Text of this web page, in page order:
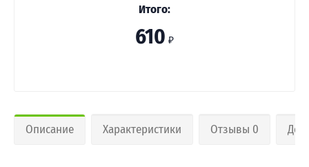
Итого:
610 ₽
Описание Характеристики Отзывы 0